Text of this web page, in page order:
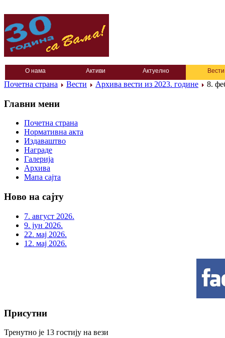
О нама Активи Актуелно Вести
Почетна страна Вести Архива вести из 2023. године 8.
Главни мени
Почетна страна
Нормативна акта
Издаваштво
Награде
Галерија
Архива
Мапа сајта
Ново на сајту
7. август 2026.
9. јун 2026.
22. мај 2026.
12. мај 2026.
Присутни
Тренутно је 13 гостију на вези